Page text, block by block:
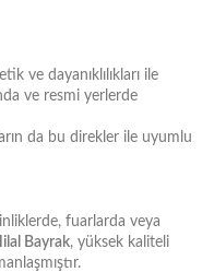
ve dayanıklılıkları ile
ve resmi yerlerde
da bu direkler ile uyumlu
fuarlarda veya
Bayrak, yüksek kaliteli